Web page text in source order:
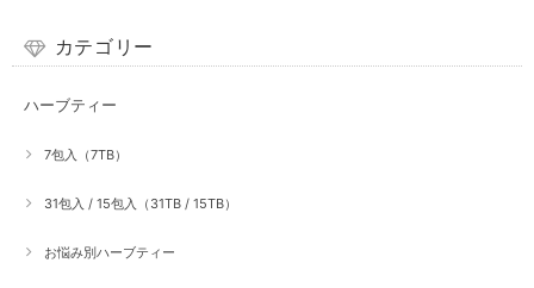
カテゴリー
ハーブティー
7包入（7TB）
31包入 / 15包入（31TB / 15TB）
お悩み別ハーブティー